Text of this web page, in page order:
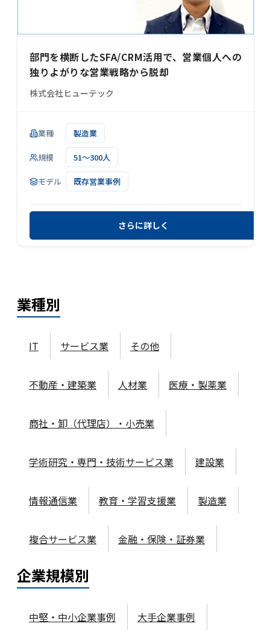
部門を横断したSFA/CRM活用で、営業個人への
独りよがりな営業戦略から脱却
株式会社ヒューテック
業種 製造業
規模 51～300人
モデル 既存営業事例
さらに詳しく
業種別
IT サービス業 その他
不動産・建築業 人材業 医療・製薬業
商社・卸（代理店）・小売業
学術研究・専門・技術サービス業 建設業
情報通信業 教育・学習支援業 製造業
複合サービス業 金融・保険・証券業
企業規模別
中堅・中小企業事例 大手企業事例